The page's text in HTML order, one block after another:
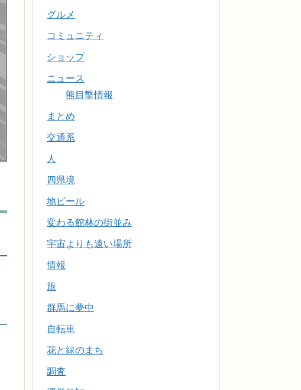
グルメ
コミュニティ
ショップ
ニュース
熊目撃情報
まとめ
交通系
人
四県境
地ビール
変わる館林の街並み
宇宙よりも遠い場所
情報
旅
群馬に夢中
自転車
花と緑のまち
調査